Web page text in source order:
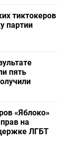
тиктокеров
партии
пять
«Яблоко»
на
ЛГБТ